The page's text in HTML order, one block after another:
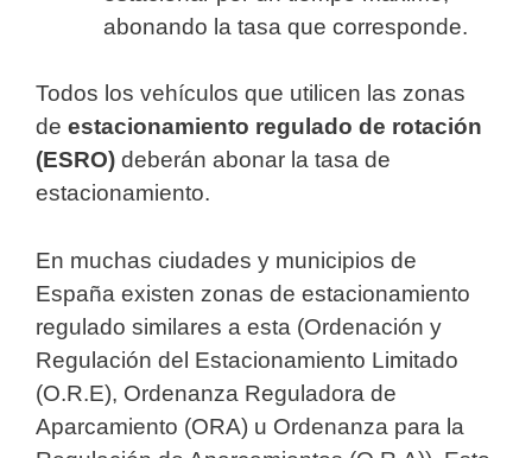
abonando la tasa que corresponde.
Todos los vehículos que utilicen las zonas
de estacionamiento regulado de rotación
(ESRO) deberán abonar la tasa de
estacionamiento.
En muchas ciudades y municipios de
España existen zonas de estacionamiento
regulado similares a esta (Ordenación y
Regulación del Estacionamiento Limitado
(O.R.E), Ordenanza Reguladora de
Aparcamiento (ORA) u Ordenanza para la